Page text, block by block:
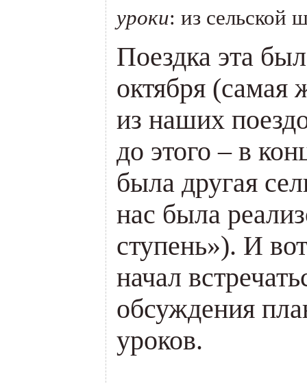
уроки: из сельской
Поездка эта
октября (самая
из наших
до этого – в
была другая
нас была
ступень»). И
начал
обсуждения
уроков.